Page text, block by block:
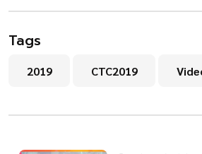
Tags
2019 CTC2019